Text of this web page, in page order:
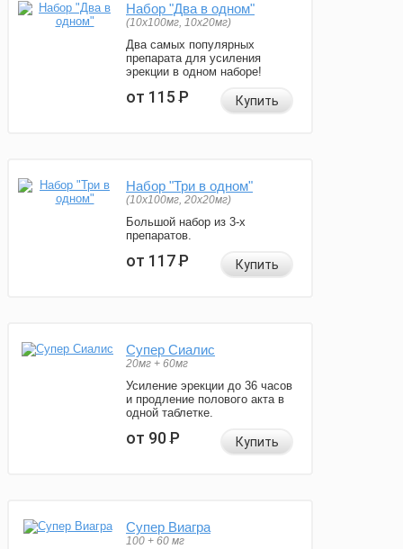
Набор "Два в одном"
(10x100мг, 10x20мг)
Два самых популярных
препарата для усиления
эрекции в одном наборе!
от 115Р Купить
Набор "Три в одном"
(10x100мг, 20x20мг)
Большой набор из 3-х
препаратов.
от 117Р Купить
Супер Сиалис
20мг + 60мг
Усиление эрекции до 36 часов
и продление полового акта в
одной таблетке.
от 90Р Купить
Супер Виагра
100 + 60 мг